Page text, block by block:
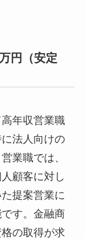
円（安定
年収営業職
法人向けの
業職では、
顧客に対し
提案営業に
す。金融商
の取得が求